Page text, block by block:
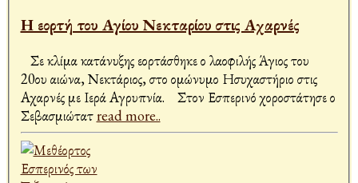
Η εορτή του Αγίου Νεκταρίου στις Αχαρνές
Σε κλίμα κατάνυξης εορτάσθηκε ο λαοφιλής Άγιος του
20ου αιώνα, Νεκτάριος, στο ομώνυμο Ησυχαστήριο στις
Αχαρνές με Ιερά Αγρυπνία. Στον Εσπερινό χοροστάτησε ο
Σεβασμιώτατread more..